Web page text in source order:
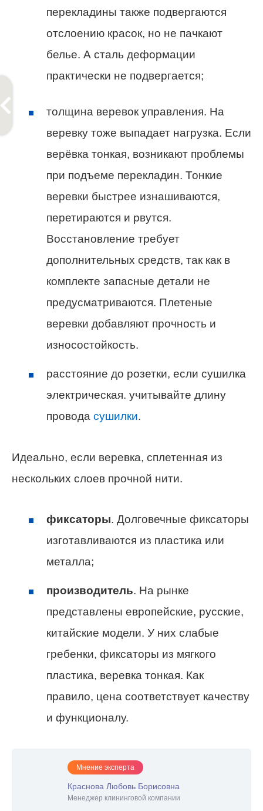
перекладины также подвергаются
отслоению красок, но не пачкают
белье. А сталь деформации
практически не подвергается;
толщина веревок управления. На
веревку тоже выпадает нагрузка. Если
верёвка тонкая, возникают проблемы
при подъеме перекладин. Тонкие
веревки быстрее изнашиваются,
перетираются и рвутся.
Восстановление требует
дополнительных средств, так как в
комплекте запасные детали не
предусматриваются. Плетеные
веревки добавляют прочность и
износостойкость.
расстояние до розетки, если сушилка
электрическая. учитывайте длину
провода сушилки.
Идеально, если веревка, сплетенная из
нескольких слоев прочной нити.
фиксаторы. Долговечные фиксаторы
изготавливаются из пластика или
металла;
производитель. На рынке
представлены европейские, русские,
китайские модели. У них слабые
гребенки, фиксаторы из мягкого
пластика, веревка тонкая. Как
правило, цена соответствует качеству
и функционалу.
Мнение эксперта
Краснова Любовь Борисовна
Менеджер клининговой компании